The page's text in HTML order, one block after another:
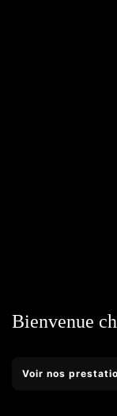
Bienvenue
Voir nos